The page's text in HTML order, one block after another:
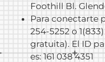
Foothill Bl.
Para conectarte
254-5252 o
gratuita). El ID
es: 161 038 4351